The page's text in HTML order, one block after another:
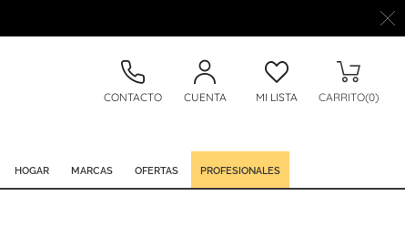
CONTACTO CUENTA MI LISTA CARRITO(0)
HOGAR MARCAS OFERTAS PROFESIONALES